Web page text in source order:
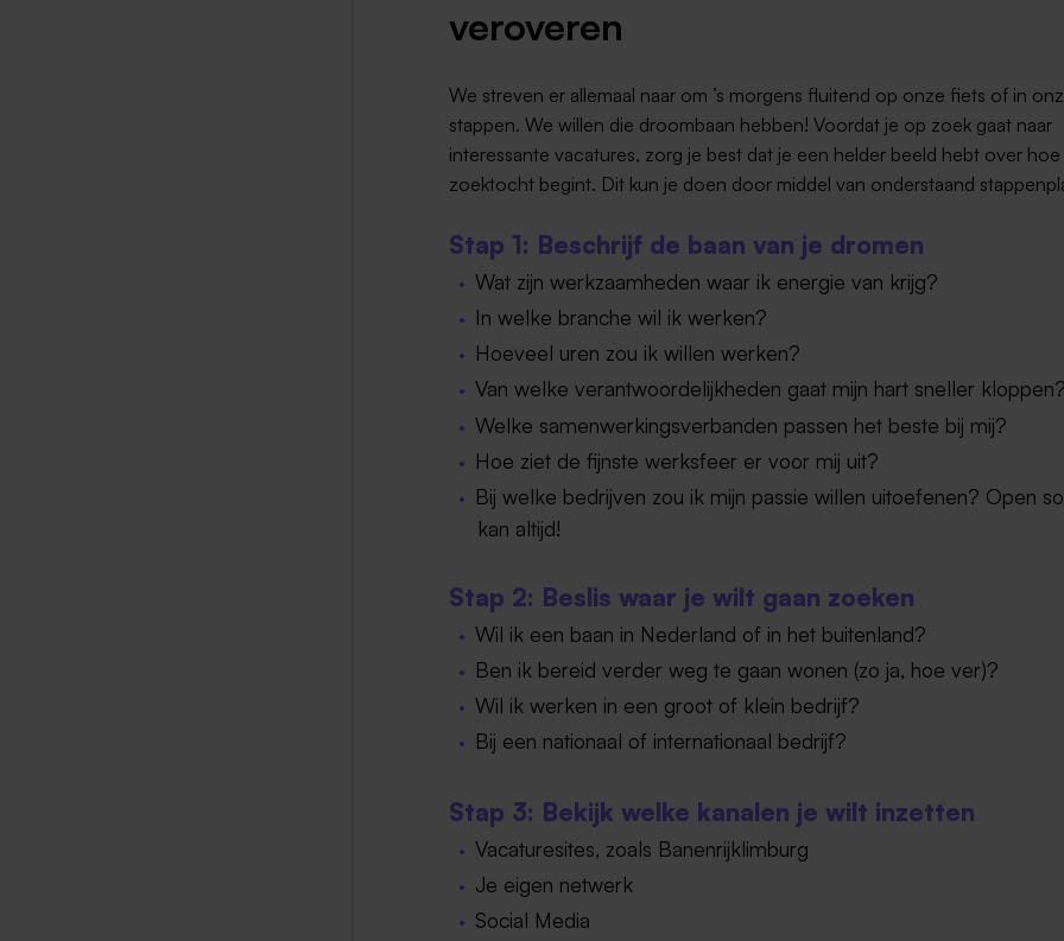
veroveren
We streven er allemaal naar om ’s morgens fluitend op onze fiets of in
stappen. We willen die droombaan hebben! Voordat je op zoek gaat naar
interessante vacatures, zorg je best dat je een helder beeld hebt over hoe
zoektocht begint. Dit kun je doen door middel van onderstaand
Stap 1: Beschrijf de baan van je dromen
Wat zijn werkzaamheden waar ik energie van krijg?
In welke branche wil ik werken?
Hoeveel uren zou ik willen werken?
Van welke verantwoordelijkheden gaat mijn hart sneller kloppen?
Welke samenwerkingsverbanden passen het beste bij mij?
Hoe ziet de fijnste werksfeer er voor mij uit?
Bij welke bedrijven zou ik mijn passie willen uitoefenen? Open
kan altijd!
Stap 2: Beslis waar je wilt gaan zoeken
Wil ik een baan in Nederland of in het buitenland?
Ben ik bereid verder weg te gaan wonen (zo ja, hoe ver)?
Wil ik werken in een groot of klein bedrijf?
Bij een nationaal of internationaal bedrijf?
Stap 3: Bekijk welke kanalen je wilt inzetten
Vacaturesites, zoals Banenrijklimburg
Je eigen netwerk
Social Media